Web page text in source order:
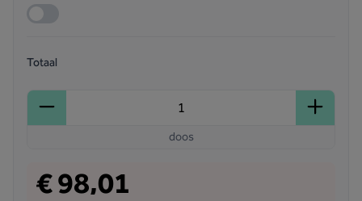
Totaal
doos
€ 98,01